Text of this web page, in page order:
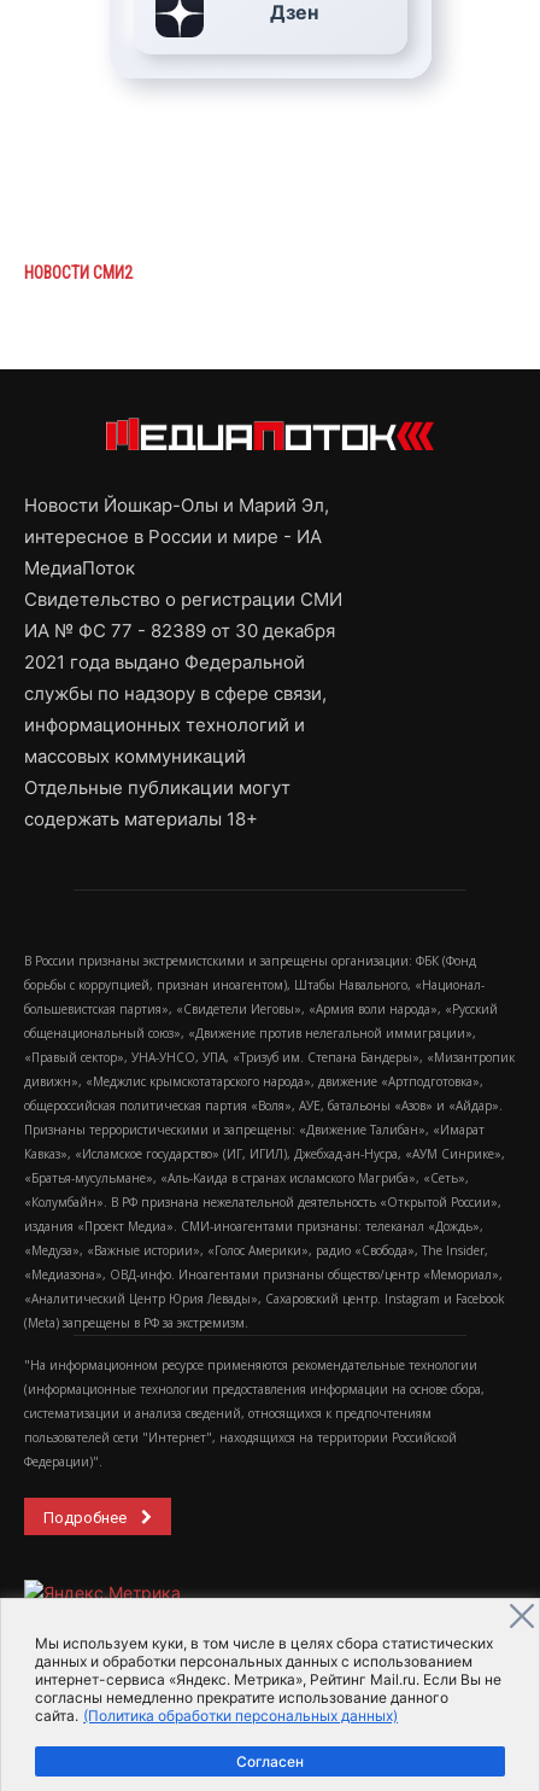
Мы используем куки, в том числе в целях сбора статистических
данных и обработки персональных данных с использованием
интернет-сервиса «Яндекс. Метрика», Рейтинг Mail.ru. Если Вы не
согласны немедленно прекратите использование данного
сайта. (Политика обработки персональных данных)
Согласен
Дзен
НОВОСТИ СМИ2
Новости Йошкар-Олы и Марий Эл,
интересное в России и мире - ИА
МедиаПоток
Свидетельство о регистрации СМИ
ИА № ФС 77 - 82389 от 30 декабря
2021 года выдано Федеральной
службы по надзору в сфере связи,
информационных технологий и
массовых коммуникаций
Отдельные публикации могут
содержать материалы 18+
В России признаны экстремистскими и запрещены организации: ФБК (Фонд
борьбы с коррупцией, признан иноагентом), Штабы Навального, «Национал-
большевистская партия», «Свидетели Иеговы», «Армия воли народа», «Русский
общенациональный союз», «Движение против нелегальной иммиграции»,
«Правый сектор», УНА-УНСО, УПА, «Тризуб им. Степана Бандеры», «Мизантропик
дивижн», «Меджлис крымскотатарского народа», движение «Артподготовка»,
общероссийская политическая партия «Воля», АУЕ, батальоны «Азов» и «Айдар».
Признаны террористическими и запрещены: «Движение Талибан», «Имарат
Кавказ», «Исламское государство» (ИГ, ИГИЛ), Джебхад-ан-Нусра, «АУМ Синрике»,
«Братья-мусульмане», «Аль-Каида в странах исламского Магриба», «Сеть»,
«Колумбайн». В РФ признана нежелательной деятельность «Открытой России»,
издания «Проект Медиа». СМИ-иноагентами признаны: телеканал «Дождь»,
«Медуза», «Важные истории», «Голос Америки», радио «Свобода», The Insider,
«Медиазона», ОВД-инфо. Иноагентами признаны общество/центр «Мемориал»,
«Аналитический Центр Юрия Левады», Сахаровский центр. Instagram и Facebook
(Metа) запрещены в РФ за экстремизм.
"На информационном ресурсе применяются рекомендательные технологии
(информационные технологии предоставления информации на основе сбора,
систематизации и анализа сведений, относящихся к предпочтениям
пользователей сети "Интернет", находящихся на территории Российской
Федерации)".
Подробнее
2015-2026- Информационное агентство МедиаПоток
Для справки Об издании
Пользовательское соглашение
Политика обработки персональных данных